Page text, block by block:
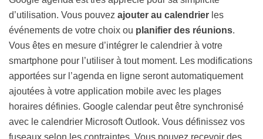
d’utilisation. Vous pouvez ajouter au calendrier les
événements de votre choix ou planifier des réunions.
Vous êtes en mesure d’intégrer le calendrier à votre
smartphone pour l’utiliser à tout moment. Les modifications
apportées sur l’agenda en ligne seront automatiquement
ajoutées à votre application mobile avec les plages
horaires définies. Google calendar peut être synchronisé
avec le calendrier Microsoft Outlook. Vous définissez vos
fuseaux selon les contraintes. Vous pouvez recevoir des